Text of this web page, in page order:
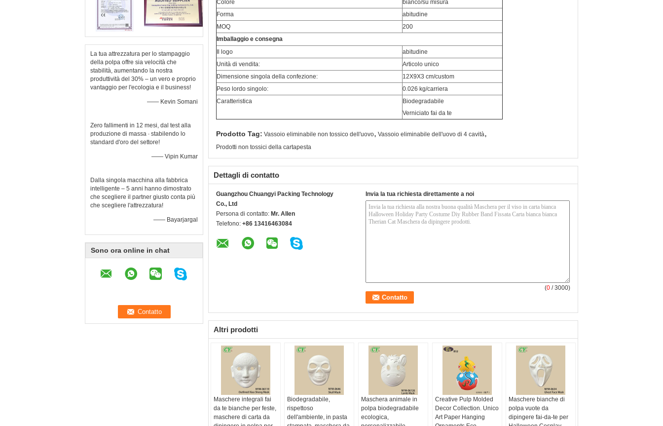
La tua attrezzatura per lo stampaggio
della polpa offre sia velocità che
stabilità, aumentando la nostra
produttività del 30% – un vero e proprio
vantaggio per l'ecologia e il business!
—— Kevin Somani
Zero fallimenti in 12 mesi, dal test alla
produzione di massa ∙ stabilendo lo
standard d'oro del settore!
—— Vipin Kumar
Dalla singola macchina alla fabbrica
intelligente – 5 anni hanno dimostrato
che scegliere il partner giusto conta più
che scegliere l'attrezzatura!
—— Bayarjargal
Sono ora online in chat
Colore
bianco/su misura
Forma
abitudine
MOQ
200
Imballaggio e consegna
Il logo
abitudine
Unità di vendita:
Articolo unico
Dimensione singola della confezione:
12X9X3 cm/custom
Peso lordo singolo:
0.026 kg/carriera
Caratteristica
Biodegradabile
Verniciato fai da te
Prodotto Tag: Vassoio eliminabile non tossico dell'uovo, Vassoio eliminabile dell'uovo di 4 cavità,
Prodotti non tossici della cartapesta
Dettagli di contatto
Guangzhou Chuangyi Packing Technology
Co., Ltd
Persona di contatto: Mr. Allen
Telefono: +86 13416463084
Invia la tua richiesta direttamente a noi
(0 / 3000)
Altri prodotti
Maschere integrali fai
da te bianche per feste,
maschere di carta da
Biodegradabile,
rispettoso
dell'ambiente, in pasta
Maschera animale in
polpa biodegradabile
ecologica,
Creative Pulp Molded
Decor Collection. Unico
Art Paper Hanging
Maschere bianche di
polpa vuote da
dipingere fai-da-te per